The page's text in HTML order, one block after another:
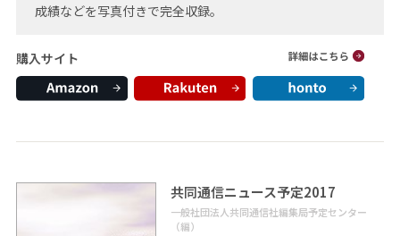
成績などを写真付きで完全収録。
購入サイト
共同通信ニュース予定2017
一般社団法人共同通信社編集局予定センター
（編）